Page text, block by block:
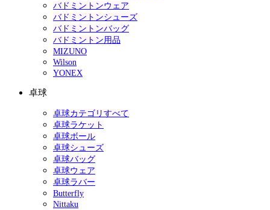
バドミントンウェア
バドミントンシューズ
バドミントンバッグ
バドミントン用品
MIZUNO
Wilson
YONEX
卓球
卓球カテゴリすべて
卓球ラケット
卓球ボール
卓球シューズ
卓球バッグ
卓球ウェア
卓球ラバー
Butterfly
Nittaku